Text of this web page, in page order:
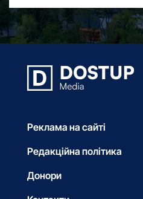
Реклама на сайті
Редакційна політика
Донори